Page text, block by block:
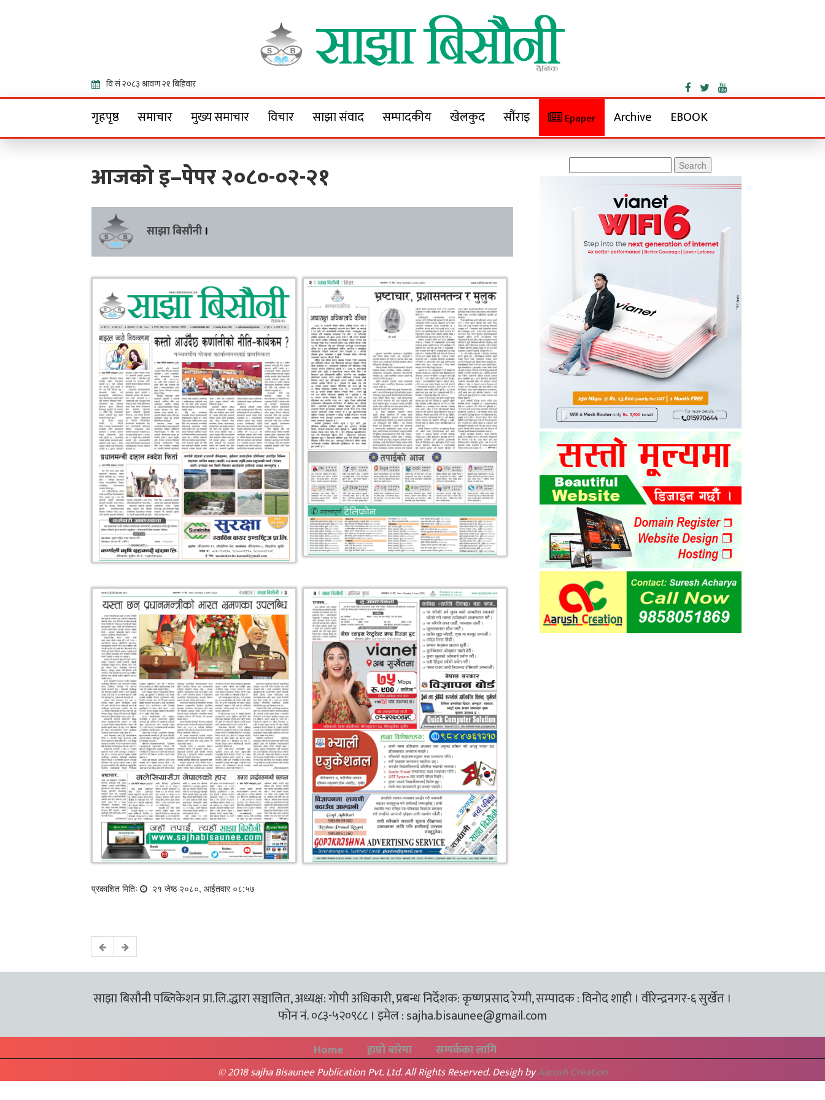
Sajha Bisaunee
गृहपृष्ठ समाचार मुख्य समाचार विचार साझा संवाद सम्पादकीय खेलकुद सौंराइ Epaper Archive EBOOK
आजको इ–पेपर २०८०-०२-२१
साझा बिसौनी ।
प्रकाशित मितिः २१ जेष्ठ २०८०, आईतवार ०८:५७
for:
साझा बिसौनी पब्लिकेशन प्रा.लि.द्धारा सञ्चालित, अध्यक्ष: गोपी अधिकारी, प्रबन्ध निर्देशक: कृष्णप्रसाद रेग्मी, सम्पादक : विनोद शाही । वीरेन्द्रनगर-६ सुर्खेत ।
फोन नं. ०८३-५२०९८८ । इमेल :sajha.bisaunee@gmail.com
Home हाम्रो बारेमा सम्पर्कका लागि
© 2018 sajha Bisaunee Publication Pvt. Ltd. All Rights Reserved. Desigh byAarush Creation